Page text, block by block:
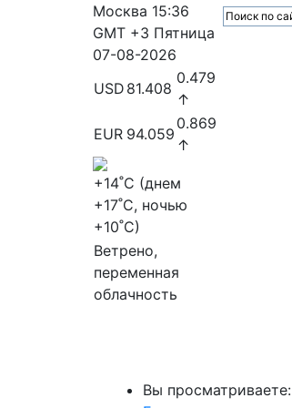
Москва 15:36
GMT +3 Пятница
07-08-2026
USD 81.408
0.479
↑
EUR 94.059
0.869
↑
+14˚C (днем
+17˚C, ночью
+10˚C)
Ветрено,
переменная
облачность
Вы просматриваете: